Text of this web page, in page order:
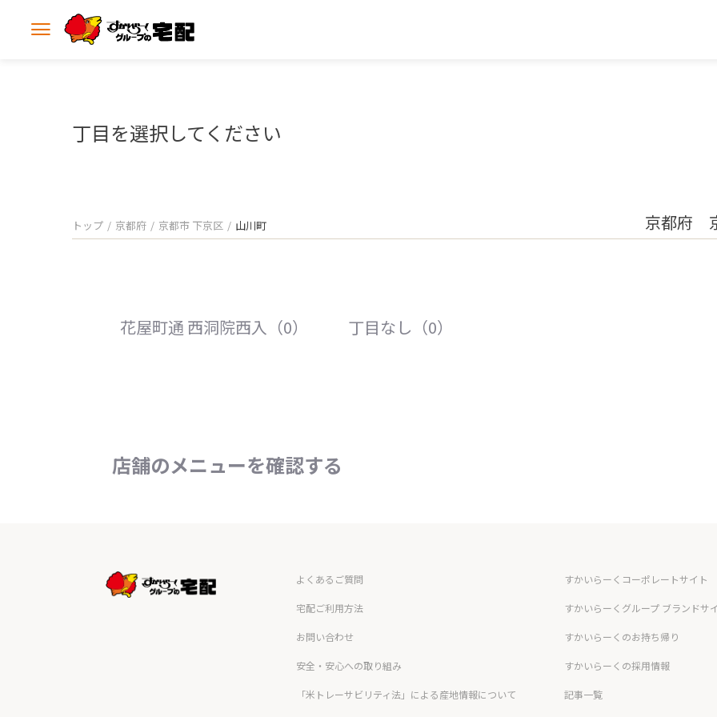
メ
丁目を選択してください
トップ 京都府 京都市 下京区 山川町 京都府
花屋町通 西洞院西入（0） 丁目なし（0）
店舗のメニューを確認する
よくあるご質問
宅配ご利用方法
お問い合わせ
安全・安心への取り組み
「米トレーサビリティ法」による産地情報について
すかいらーくコーポレートサイト
すかいらーくグループ ブランドサ
すかいらーくのお持ち帰り
すかいらーくの採用情報
記事一覧